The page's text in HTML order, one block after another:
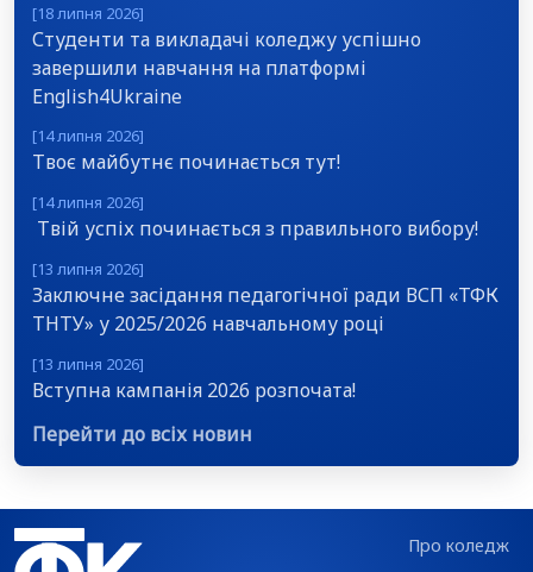
[18 липня 2026]
Студенти та викладачі коледжу успішно
завершили навчання на платформі
English4Ukraine
[14 липня 2026]
Твоє майбутнє починається тут!
[14 липня 2026]
Твій успіх починається з правильного вибору!
[13 липня 2026]
Заключне засідання педагогічної ради ВСП «ТФК
ТНТУ» у 2025/2026 навчальному році
[13 липня 2026]
Вступна кампанія 2026 розпочата!
Перейти до всіх новин
Про коледж